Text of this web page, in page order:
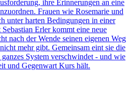
ihre Erinnerungen an eine
Frauen wie Rosemarie und
unter harten Bedingungen in einer
Erler kommt eine neue
nach der Wende seinen eigenen Weg
mehr gibt. Gemeinsam eint sie die
System verschwindet - und wie
und Gegenwart Kurs hält.